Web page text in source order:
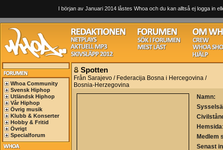
I början av Januari 2014 låstes Whoa och du kan alltså ej logga in
Whoa Community
Svensk Hiphop
Utländsk Hiphop
Vår Hiphop
Övrig musik
Klubb & Konserter
Hobby & Fritid
Övrigt
Specialforum
Spotten
Från Sarajevo / Federacija Bosna i Hercegovina /
Bosnia-Herzegovina
Namn:
Medlem
Senast